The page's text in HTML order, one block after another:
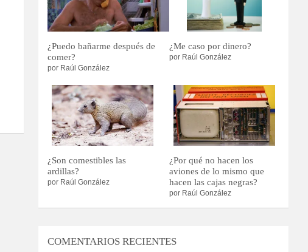
¿Puedo bañarme después de
comer?
por Raúl González
¿Me caso por dinero?
por Raúl González
¿Son comestibles las
ardillas?
por Raúl González
¿Por qué no hacen los
aviones de lo mismo que
hacen las cajas negras?
por Raúl González
COMENTARIOS RECIENTES